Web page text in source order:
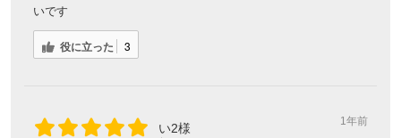
いです
役に立った 3
い2様 1年前